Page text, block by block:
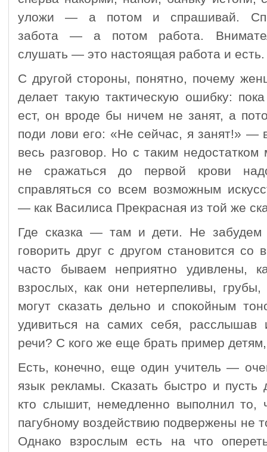
уложи — а потом и спрашивай.
забота — а потом работа.
слушать — это настоящая работа и есть.
С другой стороны, понятно, почему
делает такую тактическую ошибку:
ест, он вроде бы ничем не занят, а
поди лови его: «Не сейчас, я занят!» —
весь разговор. Но с таким недостатком
не сражаться до первой крови
справляться со всем возможным
— как Василиса Прекрасная из той же
Где сказка — там и дети. Не
говорить друг с другом становится
часто бываем неприятно удивлены,
взрослых, как они нетерпеливы,
могут сказать дельно и спокойным
удивиться на самих себя,
речи? С кого же еще брать пример
Есть, конечно, еще один учитель —
язык рекламы. Сказать быстро и пусть
кто слышит, немедленно выполнил то,
пагубному воздействию подвержены не
Однако взрослым есть на что